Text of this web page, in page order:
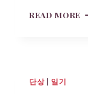
READ MORE
단상| 일기